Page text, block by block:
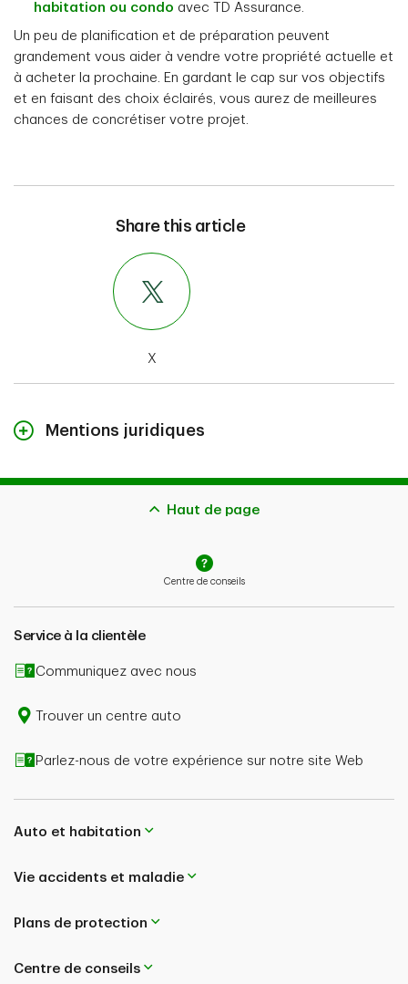
habitation ou condo avec TD Assurance.
Un peu de planification et de préparation peuvent
grandement vous aider à vendre votre propriété actuelle et
à acheter la prochaine. En gardant le cap sur vos objectifs
et en faisant des choix éclairés, vous aurez de meilleures
chances de concrétiser votre projet.
Share this article
X
Mentions juridiques
et ne constitue pas des conseils juridiques. Les
couvertures décrites aux présentes peuvent être
présentation d’une réclamation, l’indemnisation
potentielle dépend aussi de l’admissibilité de la
réclamation et du type de couverture souscrite.
En cas de contradiction entre le contenu de cette page
et le libellé de votre police, le contenu de votre police
Haut de page
Centre de conseils
Service à la clientèle
Communiquez avec nous
Trouver un centre auto
Parlez-nous de votre expérience sur notre site Web
Auto et habitation
Vie accidents et maladie
Plans de protection
Centre de conseils